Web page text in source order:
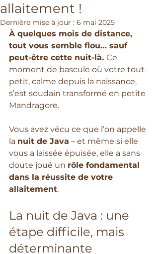
allaitement !
Dernière mise à jour : 6 mai 2025
À quelques mois de distance,
tout vous semble flou… sauf
peut-être cette nuit-là. Ce
moment de bascule où votre tout-
petit, calme depuis la naissance,
s’est soudain transformé en petite
Mandragore.
Vous avez vécu ce que l’on appelle
la nuit de Java – et même si elle
vous a laissée épuisée, elle a sans
doute joué un rôle fondamental
dans la réussite de votre
allaitement.
La nuit de Java : une
étape difficile, mais
déterminante